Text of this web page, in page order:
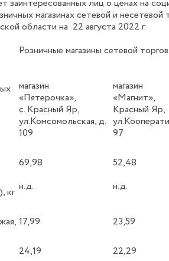
заинтересованных лиц о ценах на
магазинах сетевой и
области на 22 августа 2022 г.
Розничные магазины сетевой
магазин
«Пятерочка»,
с. Красный Яр,
ул.Комсомольская, д.
109
магазин
Красный Яр,
97
69,98 52,48
кг н.д. н.д.
17,99 23,59
24,19 22,29